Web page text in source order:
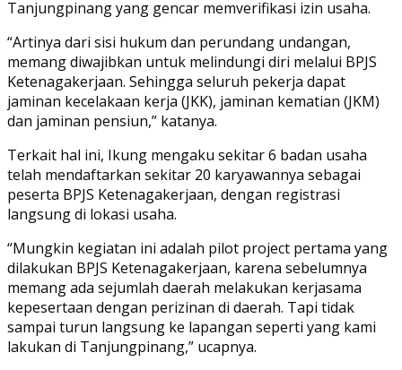
Tanjungpinang yang gencar memverifikasi izin usaha.
“Artinya dari sisi hukum dan perundang undangan,
memang diwajibkan untuk melindungi diri melalui BPJS
Ketenagakerjaan. Sehingga seluruh pekerja dapat
jaminan kecelakaan kerja (JKK), jaminan kematian (JKM)
dan jaminan pensiun,” katanya.
Terkait hal ini, Ikung mengaku sekitar 6 badan usaha
telah mendaftarkan sekitar 20 karyawannya sebagai
peserta BPJS Ketenagakerjaan, dengan registrasi
langsung di lokasi usaha.
“Mungkin kegiatan ini adalah pilot project pertama yang
dilakukan BPJS Ketenagakerjaan, karena sebelumnya
memang ada sejumlah daerah melakukan kerjasama
kepesertaan dengan perizinan di daerah. Tapi tidak
sampai turun langsung ke lapangan seperti yang kami
lakukan di Tanjungpinang,” ucapnya.